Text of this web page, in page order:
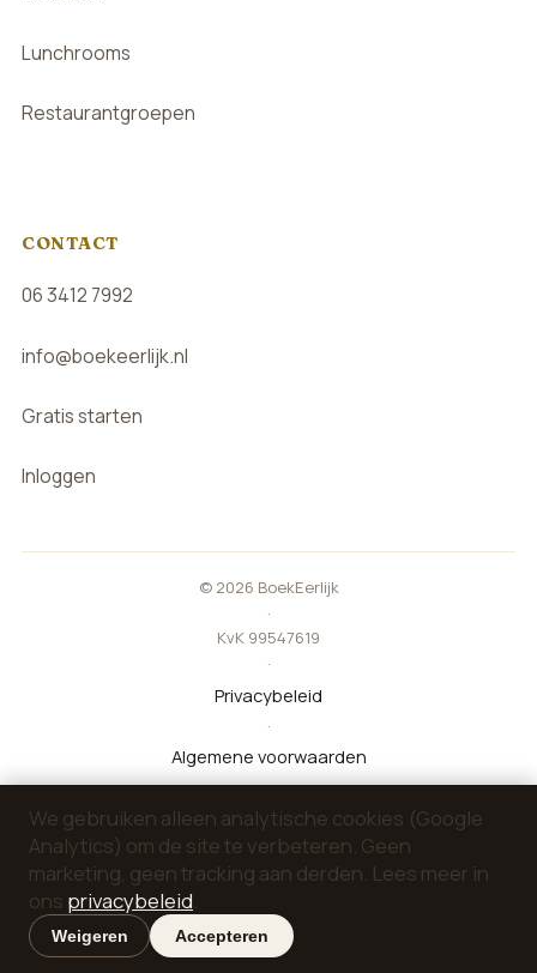
Lunchrooms
Restaurantgroepen
CONTACT
06 3412 7992
info@boekeerlijk.nl
Gratis starten
Inloggen
© 2026 BoekEerlijk
·
KvK 99547619
·
Privacybeleid
·
Algemene voorwaarden
·
Pers
·
Wat is nieuw
·
Laatst bijgewerkt: 14 mei 2026
We gebruiken alleen analytische cookies (Google
Analytics) om de site te verbeteren. Geen
marketing, geen tracking aan derden. Lees meer in
ons privacybeleid.
Weigeren Accepteren